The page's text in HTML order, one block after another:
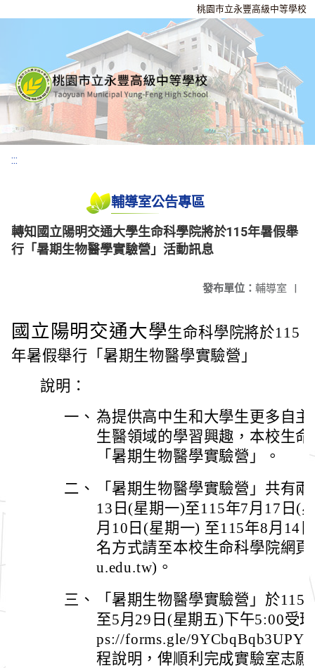
桃園市立永豐高級中等學校
:::
輔導室公告專區
轉知國立陽明交通大學生命科學院將於115年暑假舉
行「暑期生物醫學實驗營」活動訊息
發布單位： 輔導室 |
國立陽明交通大學生命科學院將於115
年暑假舉行「暑期生物醫學實驗營」
說明：
一、 為提供高中生和大學生更多自
生醫領域的學習興趣，本校生
「暑期生物醫學實驗營」。
二、
「暑期生物醫學實驗營」共有
13日(星期一)至115年7月17日(
月10日(星期一) 至115年8月14
名方式請至本校生命科學院網
u.edu.tw)。
三、
「暑期生物醫學實驗營」於
至5月29日(星期五)下午5:00受
ps://forms.gle/
程說明，俾順利完成實驗室志願